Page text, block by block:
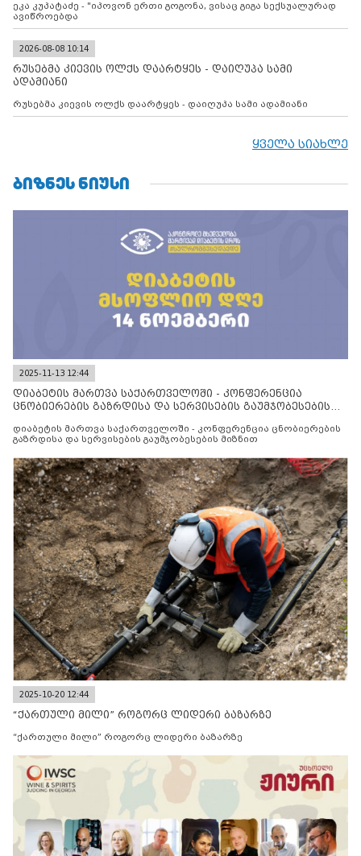
ეკა კუპატაძე - "იპოვონ ერთი გოგონა, ვისაც გიგა სექსუალურად
ავიწროებდა
2026-08-08 10:14
რუსებმა კიევის ოლქს დაარტყეს - დაიღუპა სამი
ადამიანი
რუსებმა კიევის ოლქს დაარტყეს - დაიღუპა სამი ადამიანი
ყველა სიახლე
ᲑᲘᲖᲜᲔᲡ ᲜᲘᲣᲡᲘ
2025-11-13 12:44
დიაბეტის მართვა საქართველოში - კონფერენცია
ცნობიერების გაზრდისა და სერვისების გაუმჯობესების
დიაბეტის მართვა საქართველოში - კონფერენცია ცნობიერების
გაზრდისა და სერვისების გაუმჯობესების მიზნით
2025-10-20 12:44
“ქართული მილი” როგორც ლიდერი ბაზარზე
“ქართული მილი” როგორც ლიდერი ბაზარზე